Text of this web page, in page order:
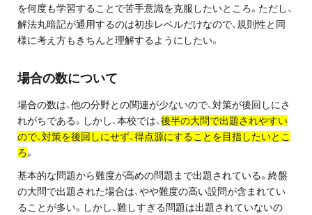
無料体験授業とは
を何度も学習することで苦手意識を克服したいところ。ただし、
解法丸暗記が通用するのは初歩レベルだけなので、規則性と同
様に考え方もきちんと理解するようにしたい。
場合の数について
場合の数は、他の分野との関連が少ないので、対策が後回しにさ
れがちである。しかし、本校では、後半の大問で出題されやすい
ので、対策を後回しにせず、得点源にすることを目指したいとこ
ろ。
基本的な問題から難度が高めの問題まで出題されている。終盤
の大問で出題された場合は、やや難度の高い設問が含まれてい
ることが多い。しかし、難しすぎる問題は出題されていないの